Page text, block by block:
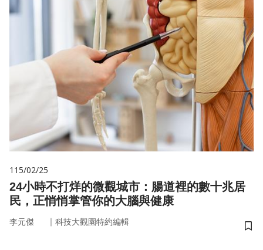
115/02/25
24小時不打烊的微觀城市：腸道裡的數十兆居
民，正悄悄掌管你的大腦與健康
李元傑 ｜ 科技大觀園特約編輯
儲